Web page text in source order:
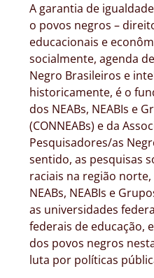
A garantia de
o povos negros –
educacionais e
socialmente, agenda
Negro Brasileiros e
historicamente, é o
dos NEABs, NEABIs e
(CONNEABs) e da
Pesquisadores/as
sentido, as pesquisas
raciais na região
NEABs, NEABIs e
as universidades
federais de educação,
dos povos negros
luta por políticas